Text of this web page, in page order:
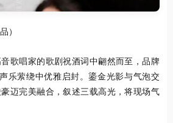
）
歌唱家的歌剧祝酒词中翩然而至，品牌
乐萦绕中优雅启封。鎏金光影与气泡交
迈完美融合，叙述三载高光，将现场气